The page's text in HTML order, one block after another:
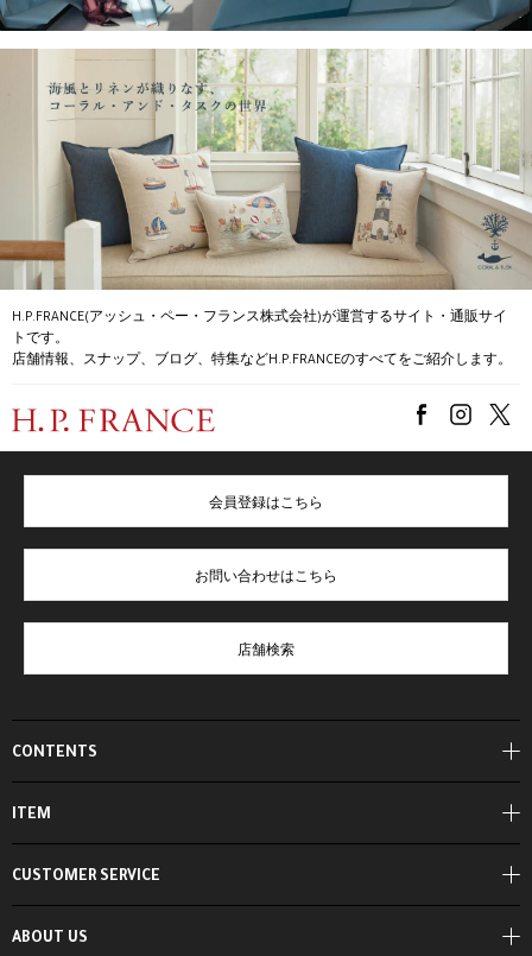
H.P.FRANCE(アッシュ・ペー・フランス株式会社)が運営するサイト・通販サイ
トです。
店舗情報、スナップ、ブログ、特集などH.P.FRANCEのすべてをご紹介します。
CONTENTS
ITEM
ABOUT US
会員登録はこちら
お問い合わせはこちら
店舗検索
CUSTOMER SERVICE